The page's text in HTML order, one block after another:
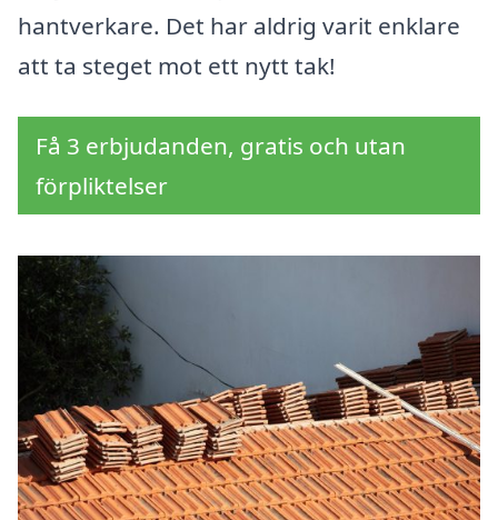
hantverkare. Det har aldrig varit enklare
att ta steget mot ett nytt tak!
Få 3 erbjudanden, gratis och utan
förpliktelser